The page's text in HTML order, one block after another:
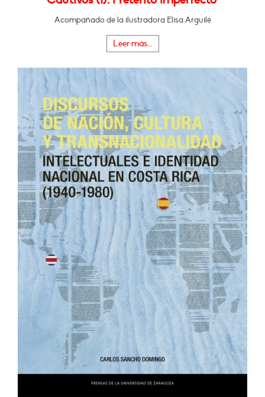
Acompañado de la ilustradora Elisa Arguilé
Leer más...